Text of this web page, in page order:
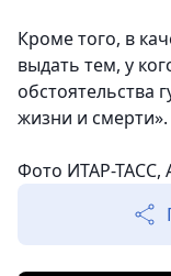
Кроме того, в
выдать тем, у
обстоятельства
жизни и смерти».
Фото ИТАР-ТАСС,